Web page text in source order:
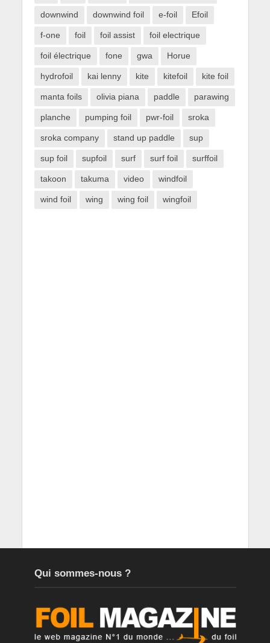
downwind downwind foil e-foil Efoil
f-one foil foil assist foil electrique
foil électrique fone gwa Horue
hydrofoil kai lenny kite kitefoil kite foil
manta foils olivia piana paddle parawing
planche pumping foil pwr-foil sroka
sroka company stand up paddle sup
sup foil supfoil surf surf foil surffoil
takoon takuma video windfoil
wind foil wing wing foil wingfoil
Qui sommes-nous ?